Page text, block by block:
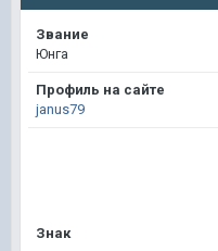
Звание
Юнга
Профиль на сайте
janus79
Знак